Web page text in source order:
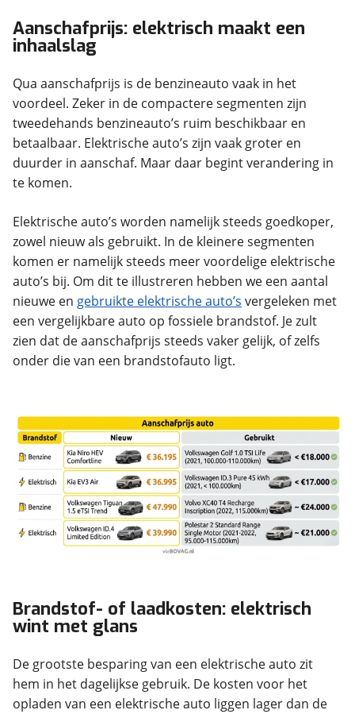
Aanschafprijs: elektrisch maakt een
inhaalslag
Qua aanschafprijs is de benzineauto vaak in het
voordeel. Zeker in de compactere segmenten zijn
tweedehands benzineauto’s ruim beschikbaar en
betaalbaar. Elektrische auto’s zijn vaak groter en
duurder in aanschaf. Maar daar begint verandering in
te komen.
Elektrische auto’s worden namelijk steeds goedkoper,
zowel nieuw als gebruikt. In de kleinere segmenten
komen er namelijk steeds meer voordelige elektrische
auto’s bij. Om dit te illustreren hebben we een aantal
nieuwe en gebruikte elektrische auto’s vergeleken met
een vergelijkbare auto op fossiele brandstof. Je zult
zien dat de aanschafprijs steeds vaker gelijk, of zelfs
onder die van een brandstofauto ligt.
Brandstof- of laadkosten: elektrisch
wint met glans
De grootste besparing van een elektrische auto zit
hem in het dagelijkse gebruik. De kosten voor het
opladen van een elektrische auto liggen lager dan de